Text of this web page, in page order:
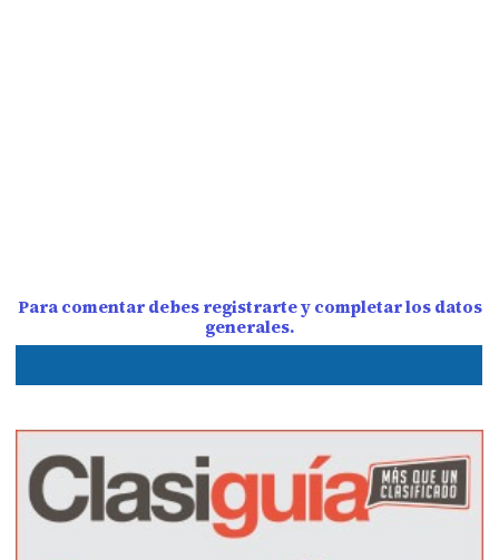
Para comentar debes registrarte y completar los datos
generales.